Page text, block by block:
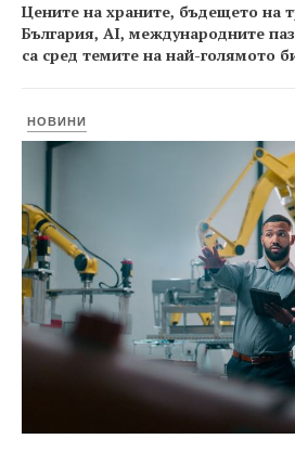
Цените на храните, бъдещето на
България, AI, международните
са сред темите на най-голямото
НОВИНИ